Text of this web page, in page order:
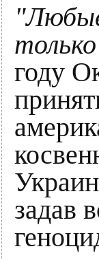
году
задав